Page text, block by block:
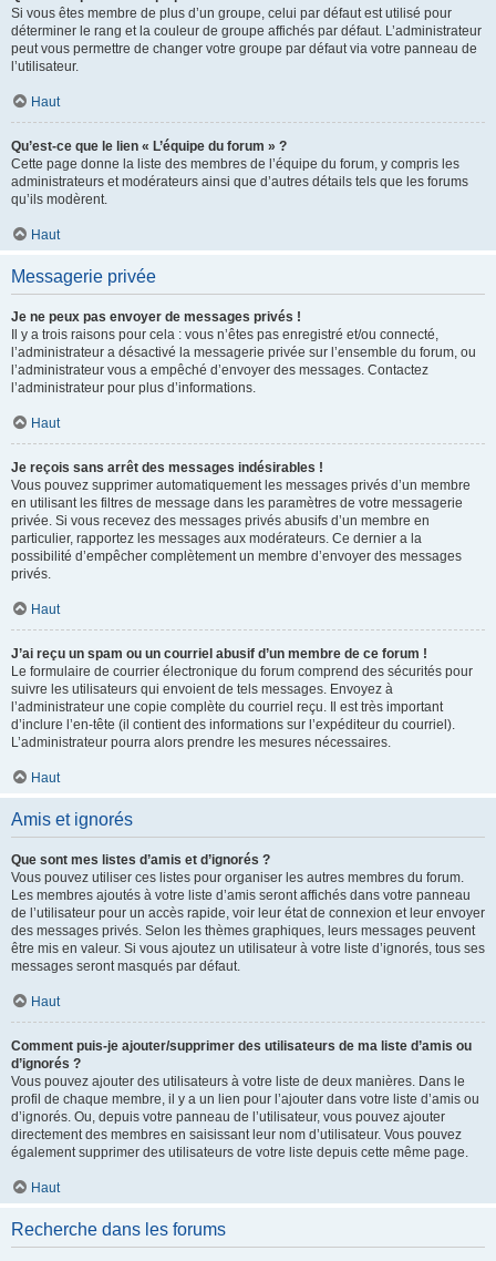
Si vous êtes membre de plus d’un groupe, celui par défaut est utilisé pour
déterminer le rang et la couleur de groupe affichés par défaut. L’administrateur
peut vous permettre de changer votre groupe par défaut via votre panneau de
l’utilisateur.
Haut
Qu’est-ce que le lien « L’équipe du forum » ?
Cette page donne la liste des membres de l’équipe du forum, y compris les
administrateurs et modérateurs ainsi que d’autres détails tels que les forums
qu’ils modèrent.
Haut
Messagerie privée
Je ne peux pas envoyer de messages privés !
Il y a trois raisons pour cela : vous n’êtes pas enregistré et/ou connecté,
l’administrateur a désactivé la messagerie privée sur l’ensemble du forum, ou
l’administrateur vous a empêché d’envoyer des messages. Contactez
l’administrateur pour plus d’informations.
Haut
Je reçois sans arrêt des messages indésirables !
Vous pouvez supprimer automatiquement les messages privés d’un membre
en utilisant les filtres de message dans les paramètres de votre messagerie
privée. Si vous recevez des messages privés abusifs d’un membre en
particulier, rapportez les messages aux modérateurs. Ce dernier a la
possibilité d’empêcher complètement un membre d’envoyer des messages
privés.
Haut
J’ai reçu un spam ou un courriel abusif d’un membre de ce forum !
Le formulaire de courrier électronique du forum comprend des sécurités pour
suivre les utilisateurs qui envoient de tels messages. Envoyez à
l’administrateur une copie complète du courriel reçu. Il est très important
d’inclure l’en-tête (il contient des informations sur l’expéditeur du courriel).
L’administrateur pourra alors prendre les mesures nécessaires.
Haut
Amis et ignorés
Que sont mes listes d’amis et d’ignorés ?
Vous pouvez utiliser ces listes pour organiser les autres membres du forum.
Les membres ajoutés à votre liste d’amis seront affichés dans votre panneau
de l’utilisateur pour un accès rapide, voir leur état de connexion et leur envoyer
des messages privés. Selon les thèmes graphiques, leurs messages peuvent
être mis en valeur. Si vous ajoutez un utilisateur à votre liste d’ignorés, tous ses
messages seront masqués par défaut.
Haut
Comment puis-je ajouter/supprimer des utilisateurs de ma liste d’amis ou
d’ignorés ?
Vous pouvez ajouter des utilisateurs à votre liste de deux manières. Dans le
profil de chaque membre, il y a un lien pour l’ajouter dans votre liste d’amis ou
d’ignorés. Ou, depuis votre panneau de l’utilisateur, vous pouvez ajouter
directement des membres en saisissant leur nom d’utilisateur. Vous pouvez
également supprimer des utilisateurs de votre liste depuis cette même page.
Haut
Recherche dans les forums